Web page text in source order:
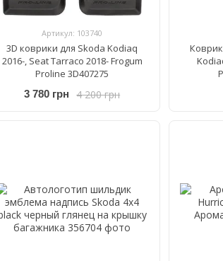
Артикул: 103740
3D коврики для Skoda Kodiaq
2016-, Seat Tarraco 2018- Frogum
Proline 3D407275
4 200 грн
3 780 грн